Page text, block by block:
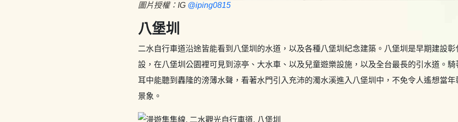
圖片授權：IG @iping0815
八堡圳
二水自行車道沿途皆能看到八堡圳的水道，以及各種八堡圳紀念建築。八堡圳是早期建設
設，在八堡圳公園裡可見到涼亭、大水車、以及兒童遊樂設施，以及全台最長的引水道。騎
耳中能聽到轟隆的滂薄水聲，看著水門引入充沛的濁水溪進入八堡圳中，不免令人遙想當
景象。